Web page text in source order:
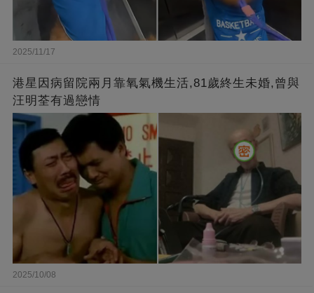
2025/11/17
港星因病留院兩月靠氧氣機生活,81歲終生未婚,曾與
汪明荃有過戀情
2025/10/08